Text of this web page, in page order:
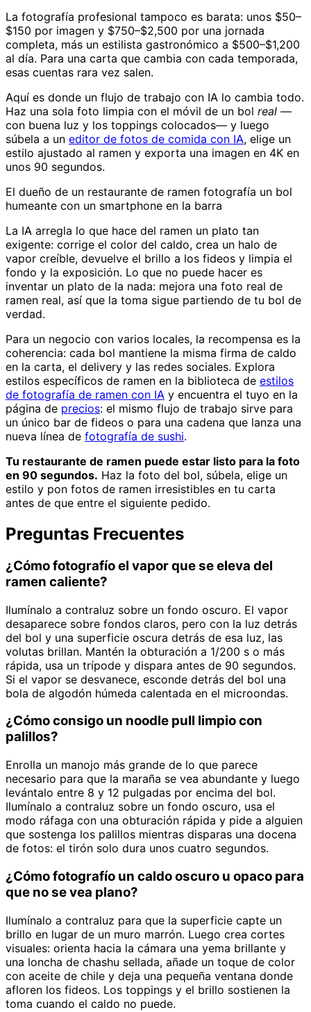
La fotografía profesional tampoco es barata: unos $50–
$150 por imagen y $750–$2,500 por una jornada
completa, más un estilista gastronómico a $500–$1,200
al día. Para una carta que cambia con cada temporada,
esas cuentas rara vez salen.
Aquí es donde un flujo de trabajo con IA lo cambia todo.
Haz una sola foto limpia con el móvil de un bol real —
con buena luz y los toppings colocados— y luego
súbela a un editor de fotos de comida con IA, elige un
estilo ajustado al ramen y exporta una imagen en 4K en
unos 90 segundos.
El dueño de un restaurante de ramen fotografía un bol
humeante con un smartphone en la barra
La IA arregla lo que hace del ramen un plato tan
exigente: corrige el color del caldo, crea un halo de
vapor creíble, devuelve el brillo a los fideos y limpia el
fondo y la exposición. Lo que no puede hacer es
inventar un plato de la nada: mejora una foto real de
ramen real, así que la toma sigue partiendo de tu bol de
verdad.
Para un negocio con varios locales, la recompensa es la
coherencia: cada bol mantiene la misma firma de caldo
en la carta, el delivery y las redes sociales. Explora
estilos específicos de ramen en la biblioteca de estilos
de fotografía de ramen con IA y encuentra el tuyo en la
página de precios: el mismo flujo de trabajo sirve para
un único bar de fideos o para una cadena que lanza una
nueva línea de fotografía de sushi.
Tu restaurante de ramen puede estar listo para la foto
en 90 segundos. Haz la foto del bol, súbela, elige un
estilo y pon fotos de ramen irresistibles en tu carta
antes de que entre el siguiente pedido.
Preguntas Frecuentes
¿Cómo fotografío el vapor que se eleva del
ramen caliente?
Ilumínalo a contraluz sobre un fondo oscuro. El vapor
desaparece sobre fondos claros, pero con la luz detrás
del bol y una superficie oscura detrás de esa luz, las
volutas brillan. Mantén la obturación a 1/200 s o más
rápida, usa un trípode y dispara antes de 90 segundos.
Si el vapor se desvanece, esconde detrás del bol una
bola de algodón húmeda calentada en el microondas.
¿Cómo consigo un noodle pull limpio con
palillos?
Enrolla un manojo más grande de lo que parece
necesario para que la maraña se vea abundante y luego
levántalo entre 8 y 12 pulgadas por encima del bol.
Ilumínalo a contraluz sobre un fondo oscuro, usa el
modo ráfaga con una obturación rápida y pide a alguien
que sostenga los palillos mientras disparas una docena
de fotos: el tirón solo dura unos cuatro segundos.
¿Cómo fotografío un caldo oscuro u opaco para
que no se vea plano?
Ilumínalo a contraluz para que la superficie capte un
brillo en lugar de un muro marrón. Luego crea cortes
visuales: orienta hacia la cámara una yema brillante y
una loncha de chashu sellada, añade un toque de color
con aceite de chile y deja una pequeña ventana donde
afloren los fideos. Los toppings y el brillo sostienen la
toma cuando el caldo no puede.